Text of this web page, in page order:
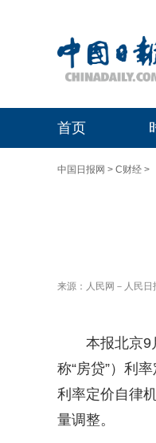
首页
中国日报网 > C财经 >
来源：人民网－人民日
本报北京9
称“房贷”）利
利率定价自律
量调整。